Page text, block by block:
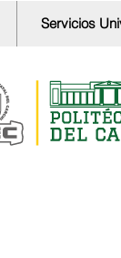
Servicios